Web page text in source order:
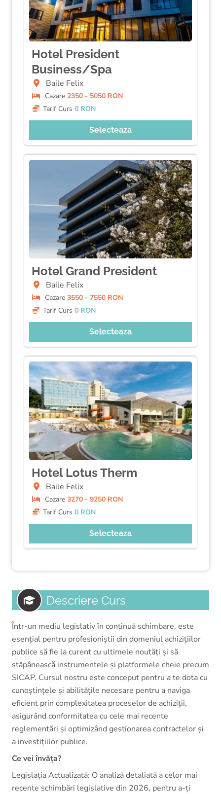
Hotel President
Business/Spa
Baile Felix
Cazare 2350 - 5050 RON
Tarif Curs 0 RON
Selecteaza
Hotel Grand President
Baile Felix
Cazare 3550 - 7550 RON
Tarif Curs 0 RON
Selecteaza
Hotel Lotus Therm
Baile Felix
Cazare 3270 - 9250 RON
Tarif Curs 0 RON
Selecteaza
Descriere Curs
Într-un mediu legislativ în continuă schimbare, este
esențial pentru profesioniștii din domeniul achizițiilor
publice să fie la curent cu ultimele noutăți și să
stăpânească instrumentele și platformele cheie precum
SICAP. Cursul nostru este conceput pentru a te dota cu
cunoștințele și abilitățile necesare pentru a naviga
eficient prin complexitatea proceselor de achiziții,
asigurând conformitatea cu cele mai recente
reglementări și optimizând gestionarea contractelor și
a investițiilor publice.
Ce vei învăța?
Legislația Actualizată: O analiză detaliată a celor mai
recente schimbări legislative din 2026, pentru a-ți